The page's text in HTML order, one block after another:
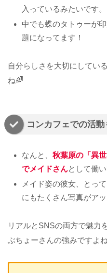
入っているみたいです。
中でも蝶のタトゥーが
題になってます！
自分らしさを大切にしてい
ね🌈
コンカフェでの活動
なんと、秋葉原の「異
でメイドさんとして働
メイド姿の彼女、とっ
にもたくさん写真がア
リアルとSNSの両方で魅力
ぶちょーさんの強みですよね